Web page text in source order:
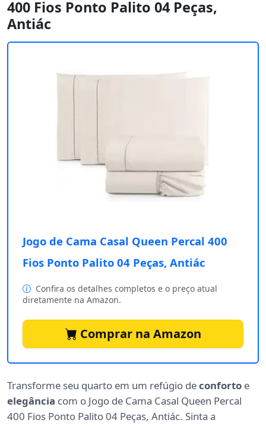
400 Fios Ponto Palito 04 Peças,
Antiác
Jogo de Cama Casal Queen Percal 400
Fios Ponto Palito 04 Peças, Antiác
Confira os detalhes completos e o preço atual
diretamente na Amazon.
Comprar na Amazon
Transforme seu quarto em um refúgio deconforto e
elegância com o Jogo de Cama Casal Queen Percal
400 Fios Ponto Palito 04 Peças, Antiác. Sinta a